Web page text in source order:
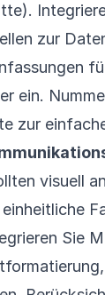
zur
ein.
zur
visuell
Sie